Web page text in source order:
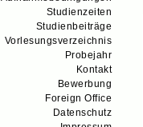
Studienzeiten
Studienbeiträge
Vorlesungsverzeichnis
Probejahr
Kontakt
Bewerbung
Foreign Office
Datenschutz